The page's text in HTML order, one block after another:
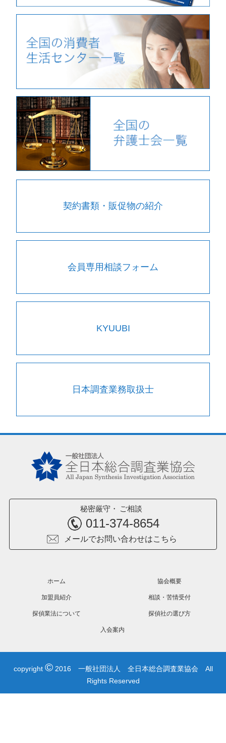
契約書類・販促物の紹介
会員専用相談フォーム
KYUUBI
日本調査業務取扱士
秘密厳守 ご相談
011-374-8654
メールでお問い合わせはこちら
ホーム 協会概要
加盟員紹介 相談・苦情受付
探偵業法について 探偵社の選び方
入会案内
copyright ©2016 一般社団法人 全日本総合調査業協会 All
Rights Reserved